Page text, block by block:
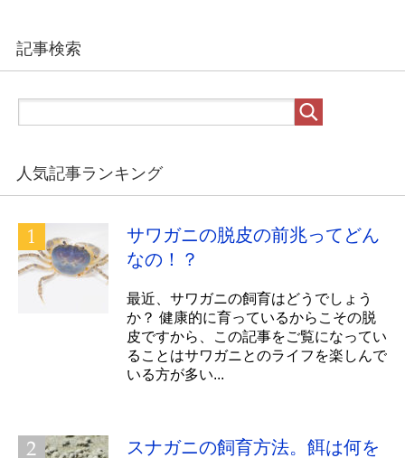
記事検索
人気記事ランキング
サワガニの脱皮の前兆ってどん
なの！？
最近、サワガニの飼育はどうでしょう
か？ 健康的に育っているからこその脱
皮ですから、この記事をご覧になってい
ることはサワガニとのライフを楽しんで
いる方が多い...
スナガニの飼育方法。餌は何を